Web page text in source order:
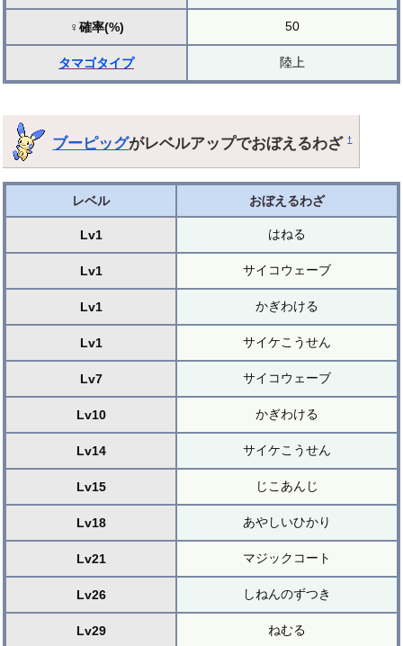
♀確率(%) 50
タマゴタイプ 陸上
ブーピッグがレベルアップでおぼえるわざ†
レベル おぼえるわざ
Lv1 はねる
Lv1 サイコウェーブ
Lv1 かぎわける
Lv1 サイケこうせん
Lv7 サイコウェーブ
Lv10 かぎわける
Lv14 サイケこうせん
Lv15 じこあんじ
Lv18 あやしいひかり
Lv21 マジックコート
Lv26 しねんのずつき
Lv29 ねむる